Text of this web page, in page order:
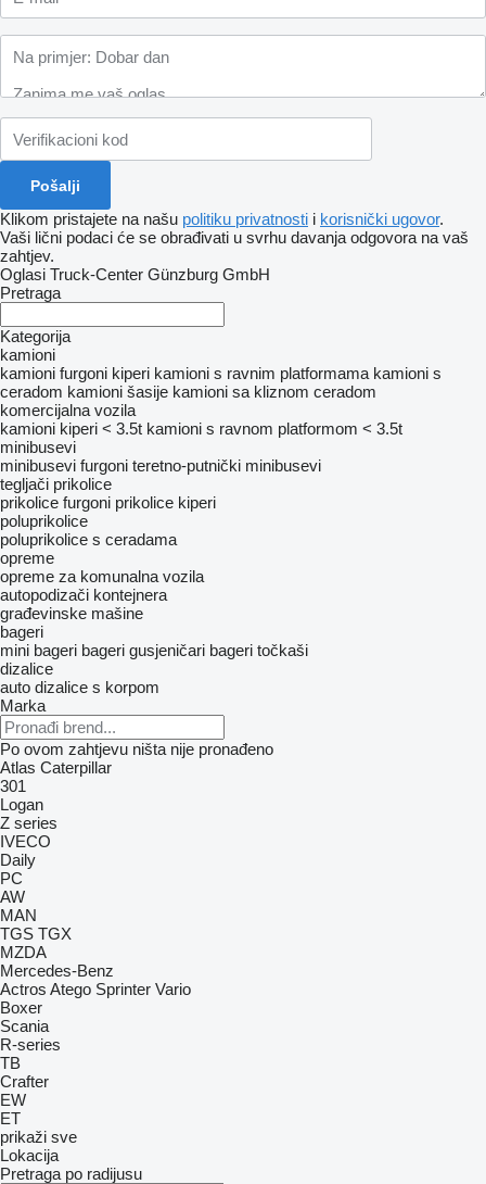
Klikom pristajete na našu politiku privatnosti i korisnički ugovor.
Vaši lični podaci će se obrađivati ​​u svrhu davanja odgovora na vaš
zahtjev.
Oglasi Truck-Center Günzburg GmbH
Pretraga
Kategorija
kamioni
kamioni furgoni kiperi kamioni s ravnim platformama kamioni s
ceradom kamioni šasije kamioni sa kliznom ceradom
komercijalna vozila
kamioni kiperi < 3.5t kamioni s ravnom platformom < 3.5t
minibusevi
minibusevi furgoni teretno-putnički minibusevi
tegljači prikolice
prikolice furgoni prikolice kiperi
poluprikolice
poluprikolice s ceradama
opreme
opreme za komunalna vozila
autopodizači kontejnera
građevinske mašine
bageri
mini bageri bageri gusjeničari bageri točkaši
dizalice
auto dizalice s korpom
Marka
Po ovom zahtjevu ništa nije pronađeno
Atlas Caterpillar
301
Logan
Z series
IVECO
Daily
PC
AW
MAN
TGS TGX
MZDA
Mercedes-Benz
Actros Atego Sprinter Vario
Boxer
Scania
R-series
TB
Crafter
EW
ET
prikaži sve
Lokacija
Pretraga po radijusu